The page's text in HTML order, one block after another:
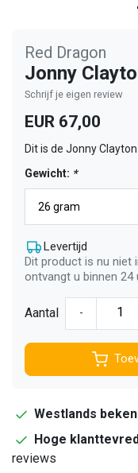
Red Dragon
Jonny
Schrijf je eigen review
EUR 67,00
Dit is de Jonny
Gewicht: *
Levertijd
Dit product is nu niet
ontvangt u binnen 24
Aantal -
Westlands
Hoge
reviews